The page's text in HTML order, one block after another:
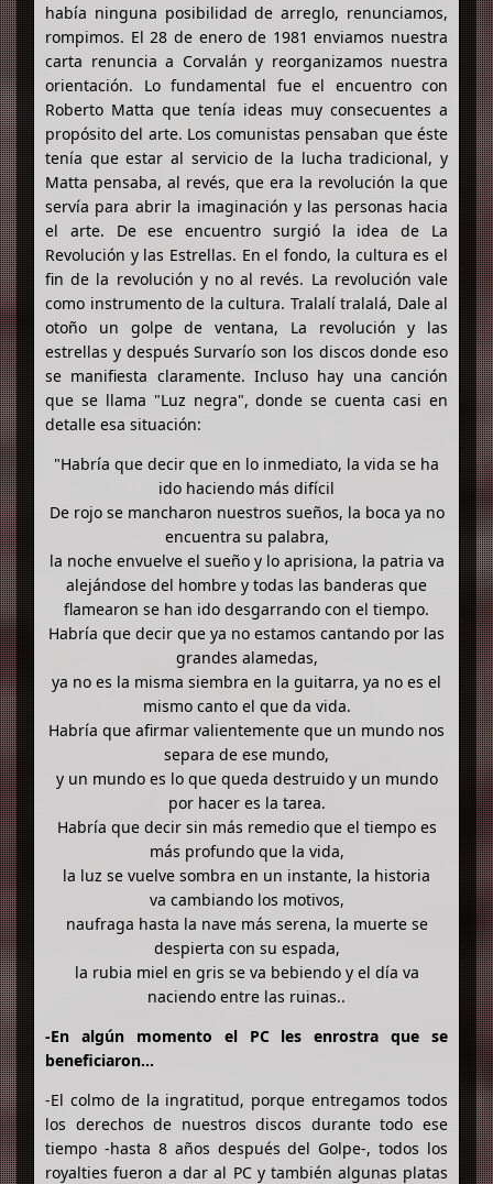
había ninguna posibilidad de arreglo, renunciamos,
rompimos. El 28 de enero de 1981 enviamos nuestra
carta renuncia a Corvalán y reorganizamos nuestra
orientación. Lo fundamental fue el encuentro con
Roberto Matta que tenía ideas muy consecuentes a
propósito del arte. Los comunistas pensaban que éste
tenía que estar al servicio de la lucha tradicional, y
Matta pensaba, al revés, que era la revolución la que
servía para abrir la imaginación y las personas hacia
el arte. De ese encuentro surgió la idea de La
Revolución y las Estrellas. En el fondo, la cultura es el
fin de la revolución y no al revés. La revolución vale
como instrumento de la cultura. Tralalí tralalá, Dale al
otoño un golpe de ventana, La revolución y las
estrellas y después Survarío son los discos donde eso
se manifiesta claramente. Incluso hay una canción
que se llama "Luz negra", donde se cuenta casi en
detalle esa situación:
"Habría que decir que en lo inmediato, la vida se ha
ido haciendo más difícil
De rojo se mancharon nuestros sueños, la boca ya no
encuentra su palabra,
la noche envuelve el sueño y lo aprisiona, la patria va
alejándose del hombre y todas las banderas que
flamearon se han ido desgarrando con el tiempo.
Habría que decir que ya no estamos cantando por las
grandes alamedas,
ya no es la misma siembra en la guitarra, ya no es el
mismo canto el que da vida.
Habría que afirmar valientemente que un mundo nos
separa de ese mundo,
y un mundo es lo que queda destruido y un mundo
por hacer es la tarea.
Habría que decir sin más remedio que el tiempo es
más profundo que la vida,
la luz se vuelve sombra en un instante, la historia
va cambiando los motivos,
naufraga hasta la nave más serena, la muerte se
despierta con su espada,
la rubia miel en gris se va bebiendo y el día va
naciendo entre las ruinas..
-En algún momento el PC les enrostra que se
beneficiaron…
-El colmo de la ingratitud, porque entregamos todos
los derechos de nuestros discos durante todo ese
tiempo -hasta 8 años después del Golpe-, todos los
royalties fueron a dar al PC y también algunas platas